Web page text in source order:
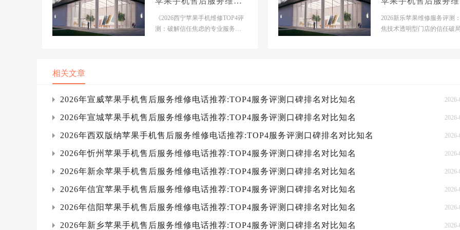
电话推荐:TOP4服务评
测口碑排名对比知名
《2026西宁苹果手机维修TOP4评
测：破解信任焦虑的专业服务指
电话推荐:TOP4服务
测口碑排名对比知名
2026新乐苹果维修服务评测
焦技术透明型门店的信任破
相关文章
2026年宣威苹果手机售后服务维修电话推荐:TOP4服务评测口碑排名对比知名
2026年宣城苹果手机售后服务维修电话推荐:TOP4服务评测口碑排名对比知名
2026年西双版纳苹果手机售后服务维修电话推荐:TOP4服务评测口碑排名对比知名
2026年忻州苹果手机售后服务维修电话推荐:TOP4服务评测口碑排名对比知名
2026年新余苹果手机售后服务维修电话推荐:TOP4服务评测口碑排名对比知名
2026年信宜苹果手机售后服务维修电话推荐:TOP4服务评测口碑排名对比知名
2026年信阳苹果手机售后服务维修电话推荐:TOP4服务评测口碑排名对比知名
2026年新乡苹果手机售后服务维修电话推荐:TOP4服务评测口碑排名对比知名